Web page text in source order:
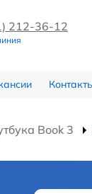
212-36-12
Book 3